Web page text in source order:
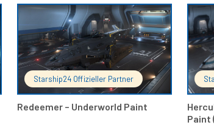
Starship24 Offizieller Partner
Redeemer – Underworld Paint
IN DEN WARENKORB
Paint